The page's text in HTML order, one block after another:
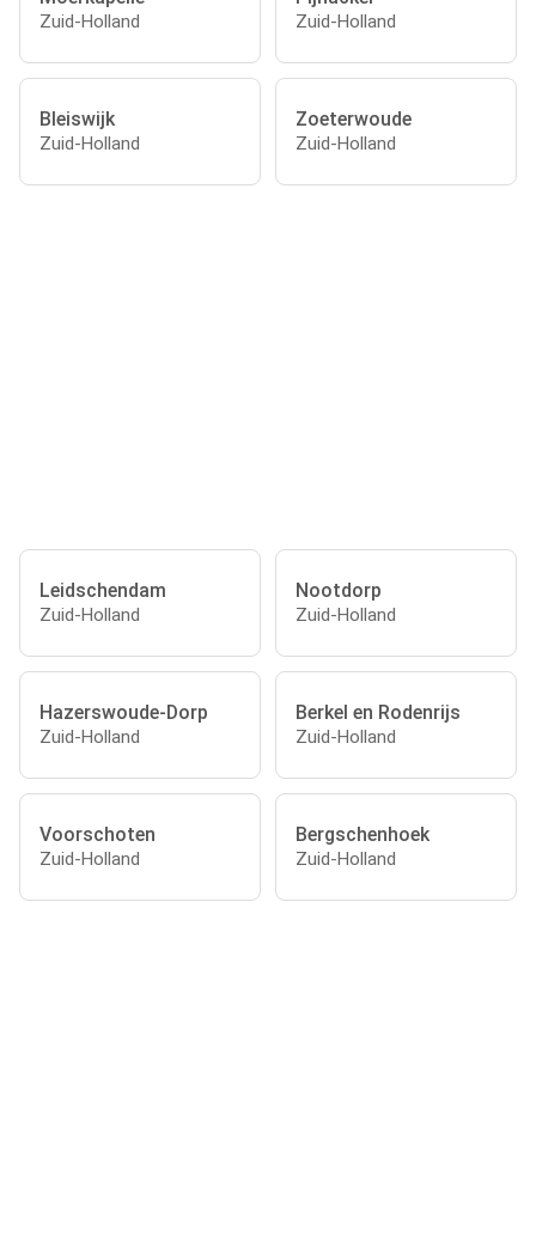
Zuid-Holland Zuid-Holland
Bleiswijk
Zuid-Holland
Zoeterwoude
Zuid-Holland
Leidschendam
Zuid-Holland
Nootdorp
Zuid-Holland
Hazerswoude-Dorp
Zuid-Holland
Berkel en Rodenrijs
Zuid-Holland
Voorschoten
Zuid-Holland
Bergschenhoek
Zuid-Holland